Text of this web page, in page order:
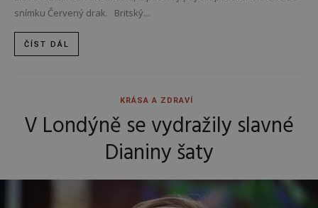
snímku Červený drak. Britský...
ČÍST DÁL
KRÁSA A ZDRAVÍ
V Londýně se vydražily slavné
Dianiny šaty